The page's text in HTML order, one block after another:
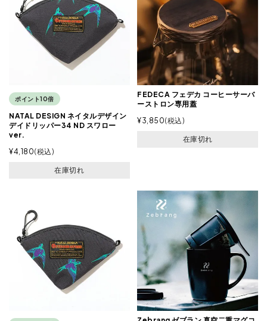
ポイント10倍
NATAL DESIGN ネイタルデザイン
デイドリッパー34 ND スワロー
ver.
¥4,180 税込
在庫切れ
FEDECA フェデカ コーヒーサーバ
ーストロン専用蓋
¥3,850 税込
在庫切れ